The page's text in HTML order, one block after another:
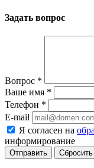
Задать вопрос
Вопрос *
Ваше имя *
Телефон *
E-mail
Я согласен на
информирование
Сбросить